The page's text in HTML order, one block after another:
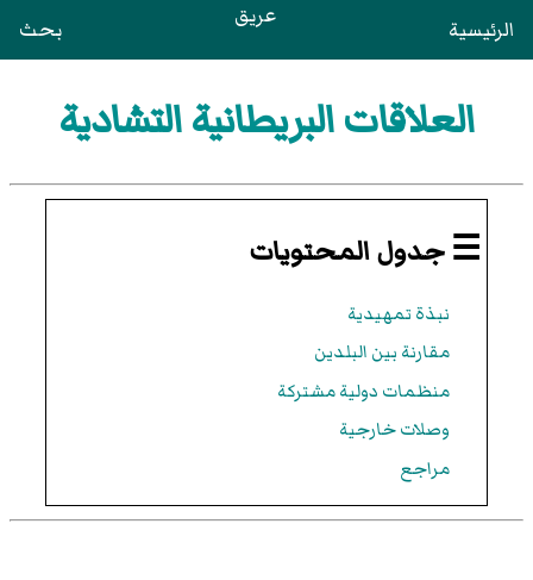
الرئيسية عريق بحث
العلاقات البريطانية التشادية
☰ جدول المحتويات
نبذة تمهيدية
مقارنة بين البلدين
منظمات دولية مشتركة
وصلات خارجية
مراجع